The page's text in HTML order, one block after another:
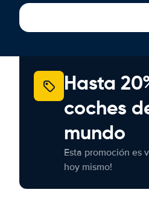
Hasta
coches
mundo
Esta promoción es
hoy mismo!